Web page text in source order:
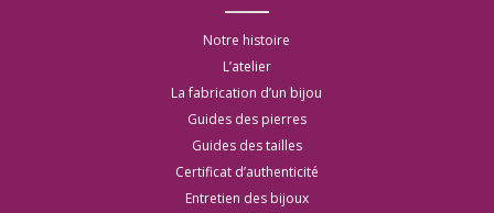
Notre histoire
L’atelier
La fabrication d’un bijou
Guides des pierres
Guides des tailles
Certificat d’authenticité
Entretien des bijoux